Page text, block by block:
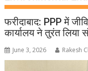
फरीदाबाद: PPP में
कार्यालय ने तुरंत लिया
June 3, 2026 Rakesh